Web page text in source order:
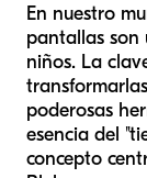
En nuestro
pantallas son
niños. La
poderosas
esencia del
concepto